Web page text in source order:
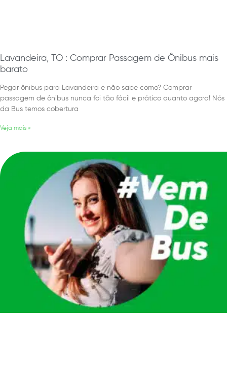
Lavandeira, TO : Comprar Passagem de Ônibus mais
barato
Pegar ônibus para Lavandeira e não sabe como? Comprar
passagem de ônibus nunca foi tão fácil e prático quanto agora! Nós
da Bus temos cobertura
Veja mais »